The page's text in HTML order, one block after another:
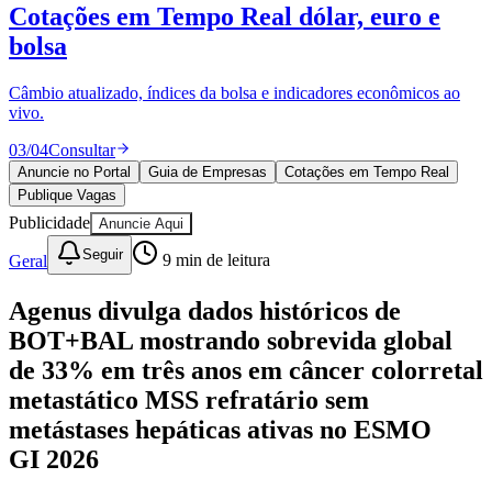
Publicidade Legal
Política
Esportes
Cultura
Meio Ambiente
Obras
Educação
Bairros de Barueri
Selecione sua regiãoPara notícias da sua região
AldeiaAldeia da SerraAldeia de BarueriAlphavilleBairro
JubranBelval BethavilleBoa
Califórnia CarapicuíbaCentro Chácaras Marco
RegiãoCotiaCruz PretaEngenho NovoFazenda
MilitarItapeviJandiraJardim Audir Jardim BelvalJardim
CalifórniaJardim dos Altos
EsperançaJardim Graziela
Cotações em Tempo Real dólar, euro e
bolsa
Câmbio atualizado, índices da bolsa e indicadores econômicos ao
vivo.
03/04Consultar
Anuncie no Portal Guia de Empresas
Cotações em Tempo Real
Publique Vagas
Publicidade Anuncie Aqui
Geral Seguir 9 min de leitura
Agenus divulga dados históricos de
BOT+BAL mostrando sobrevida global
de 33% em três anos em câncer colorretal
metastático MSS refratário sem
metástases hepáticas ativas no ESMO
GI 2026